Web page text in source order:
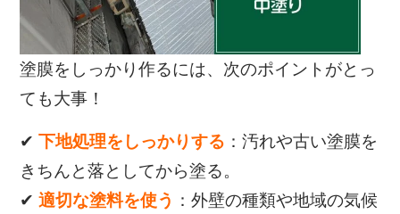
塗膜をしっかり作るには、次のポイントがとっ
ても大事！
✔下地処理をしっかりする ：汚れや古い塗膜を
きちんと落としてから塗る。
✔適切な塗料を使う ：外壁の種類や地域の気候